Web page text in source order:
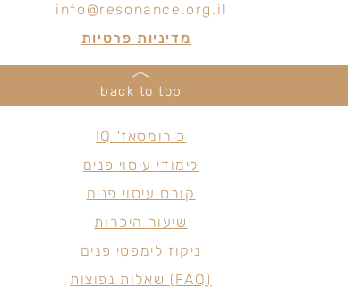
info@resonance.org.il
מדיניות פרטיות
back to top
כירומסאז' IQ
לימודי עיסוי פנים
קורס עיסוי פנים
שיעור היכרות
ניקוז לימפטי פנים
(FAQ) שאלות נפוצות